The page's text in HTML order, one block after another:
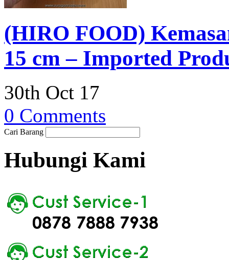
(HIRO FOOD)
15 cm – Imported
30th Oct 17
0 Comments
Cari Barang
Hubungi Kami